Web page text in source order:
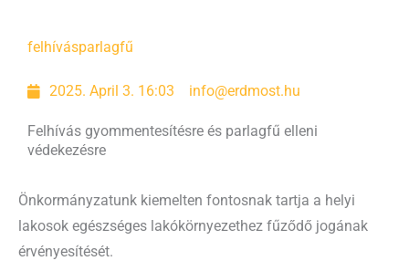
felhívásparlagfű
2025. April 3. 16:03 info@erdmost.hu
Felhívás gyommentesítésre és parlagfű elleni
védekezésre
Önkormányzatunk kiemelten fontosnak tartja a helyi
lakosok egészséges lakókörnyezethez fűződő jogának
érvényesítését.